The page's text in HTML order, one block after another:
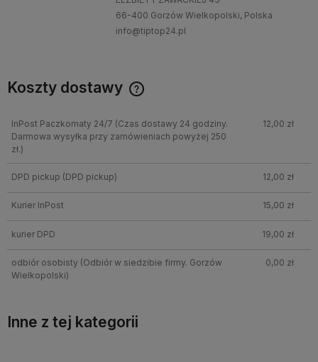
66-400 Gorzów Wielkopolski, Polska
info@tiptop24.pl
Koszty dostawy
InPost Paczkomaty 24/7 (Czas dostawy 24 godziny.
Darmowa wysyłka przy zamówieniach powyżej 250
zł.)
12,00 zł
DPD pickup (DPD pickup) 12,00 zł
Kurier InPost 15,00 zł
kurier DPD 19,00 zł
odbiór osobisty (Odbiór w siedzibie firmy. Gorzów
Wielkopolski)
0,00 zł
Inne z tej kategorii